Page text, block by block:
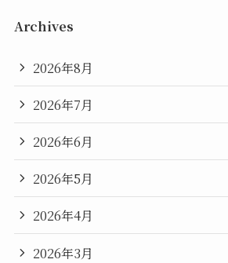
Archives
2026年8月
2026年7月
2026年6月
2026年5月
2026年4月
2026年3月